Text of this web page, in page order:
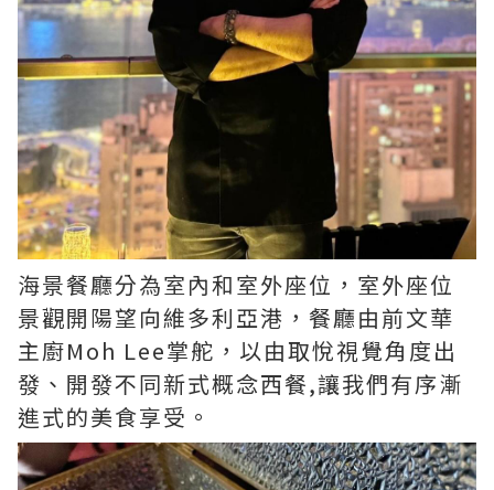
海景餐廳分為室內和室外座位，室外座位
景觀開陽望向維多利亞港，餐廳由前文華
主廚Moh Lee掌舵，以由取悅視覺角度出
發、開發不同新式概念西餐,讓我們有序漸
進式的美食享受。